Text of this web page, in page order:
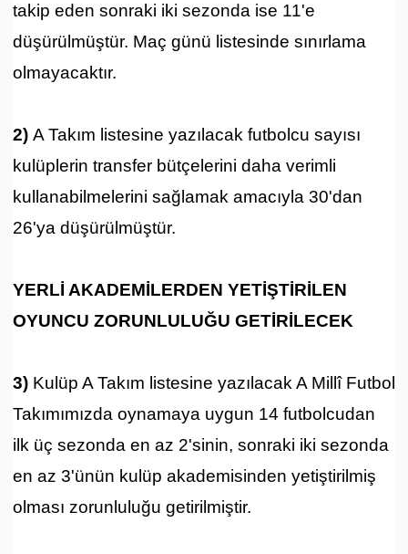
takip eden sonraki iki sezonda ise 11'e
düşürülmüştür. Maç günü listesinde sınırlama
olmayacaktır.
2) A Takım listesine yazılacak futbolcu sayısı
kulüplerin transfer bütçelerini daha verimli
kullanabilmelerini sağlamak amacıyla 30'dan
26'ya düşürülmüştür.
YERLİ AKADEMİLERDEN YETİŞTİRİLEN
OYUNCU ZORUNLULUĞU GETİRİLECEK
3) Kulüp A Takım listesine yazılacak A Millî Futbol
Takımımızda oynamaya uygun 14 futbolcudan
ilk üç sezonda en az 2'sinin, sonraki iki sezonda
en az 3'ünün kulüp akademisinden yetiştirilmiş
olması zorunluluğu getirilmiştir.